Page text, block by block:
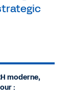
moderne,
: